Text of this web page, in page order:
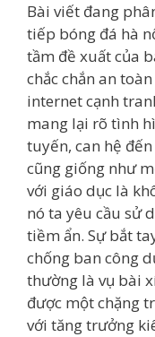
Bài viết đang
tiếp bóng đá hà
tầm đề xuất của
chắc chắn an
internet cạnh
mang lại rõ tình
tuyến, can hệ
cũng giống như
với giáo dục là
nó ta yêu cầu sử
tiềm ẩn. Sự bắt
chống ban công
thường là vụ bài
được một chặng
với tăng trưởng